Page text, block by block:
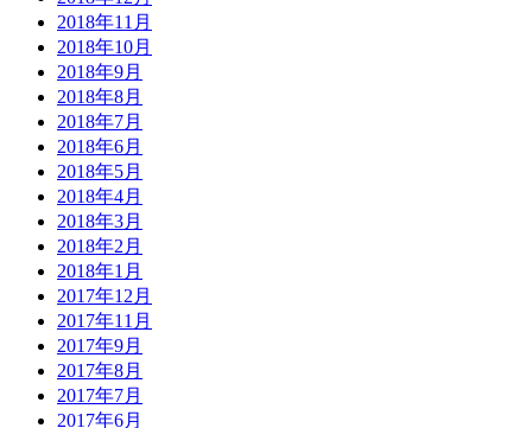
2018年11月
2018年10月
2018年9月
2018年8月
2018年7月
2018年6月
2018年5月
2018年4月
2018年3月
2018年2月
2018年1月
2017年12月
2017年11月
2017年9月
2017年8月
2017年7月
2017年6月